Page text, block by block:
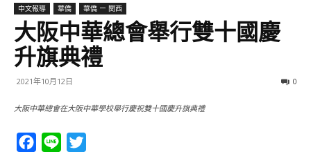
中文報導 華僑 華僑 ー 関西
大阪中華總會舉行雙十國慶
升旗典禮
2021年10月12日 0
大阪中華總會在大阪中華學校舉行慶祝雙十國慶升旗典禮
Facebook
Line